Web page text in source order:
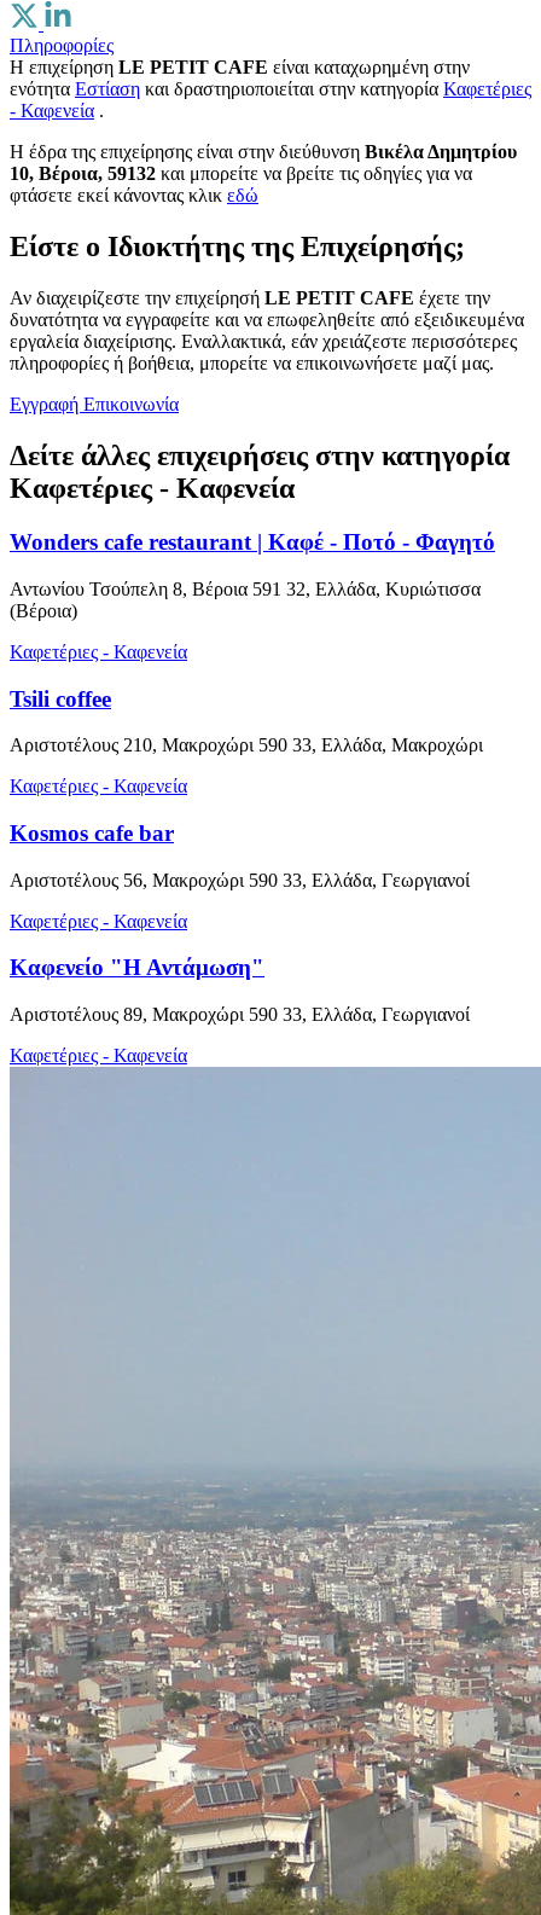
Πληροφορίες
Η επιχείρηση LE PETIT CAFE είναι καταχωρημένη στην
ενότητα Εστίαση και δραστηριοποιείται στην κατηγορία Καφετέριες
- Καφενεία .
H έδρα της επιχείρησης είναι στην διεύθυνση Βικέλα Δημητρίου
10, Βέροια, 59132 και μπορείτε να βρείτε τις οδηγίες για να
φτάσετε εκεί κάνοντας κλικ εδώ
Είστε ο Ιδιοκτήτης της Επιχείρησής;
Αν διαχειρίζεστε την επιχείρησή LE PETIT CAFE έχετε την
δυνατότητα να εγγραφείτε και να επωφεληθείτε από εξειδικευμένα
εργαλεία διαχείρισης. Εναλλακτικά, εάν χρειάζεστε περισσότερες
πληροφορίες ή βοήθεια, μπορείτε να επικοινωνήσετε μαζί μας.
Εγγραφή Επικοινωνία
Δείτε άλλες επιχειρήσεις στην κατηγορία
Καφετέριες - Καφενεία
Wonders cafe restaurant | Καφέ - Ποτό - Φαγητό
Αντωνίου Τσούπελη 8, Βέροια 591 32, Ελλάδα, Κυριώτισσα
(Βέροια)
Καφετέριες - Καφενεία
Tsili coffee
Αριστοτέλους 210, Μακροχώρι 590 33, Ελλάδα, Μακροχώρι
Καφετέριες - Καφενεία
Kosmos cafe bar
Αριστοτέλους 56, Μακροχώρι 590 33, Ελλάδα, Γεωργιανοί
Καφετέριες - Καφενεία
Καφενείο "Η Αντάμωση"
Αριστοτέλους 89, Μακροχώρι 590 33, Ελλάδα, Γεωργιανοί
Καφετέριες - Καφενεία